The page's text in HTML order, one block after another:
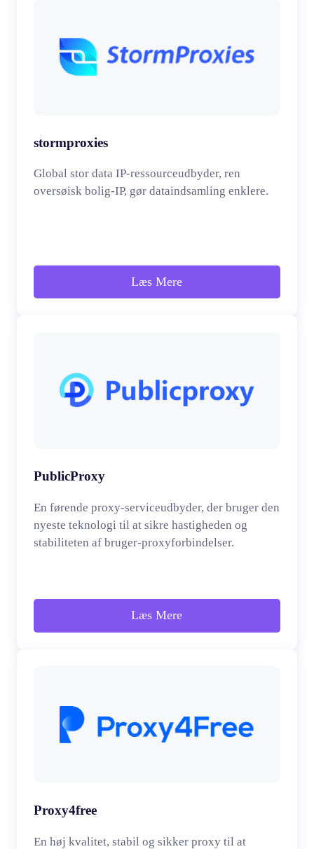
stormproxies
Global stor data IP-ressourceudbyder, ren
oversøisk bolig-IP, gør dataindsamling enklere.
Læs Mere
PublicProxy
En førende proxy-serviceudbyder, der bruger den
nyeste teknologi til at sikre hastigheden og
stabiliteten af bruger-proxyforbindelser.
Læs Mere
Proxy4free
En høj kvalitet, stabil og sikker proxy til at